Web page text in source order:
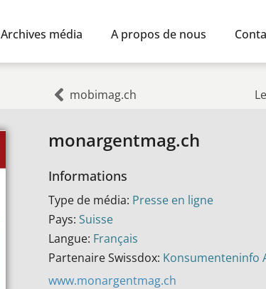
Archives média A propos de nous
mobimag.ch
monargentmag.ch
Informations
Type de média: Presse en ligne
Pays: Suisse
Langue: Français
Partenaire Swissdox: Konsumenteninfo
www.monargentmag.ch